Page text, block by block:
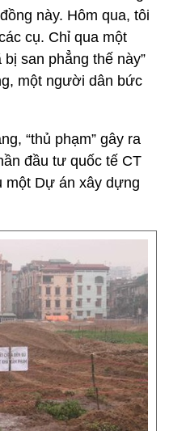
này. Hôm qua, tôi
cụ. Chỉ qua một
san phẳng thế này”
một người dân bức
“thủ phạm” gây ra
đầu tư quốc tế CT
một Dự án xây dựng